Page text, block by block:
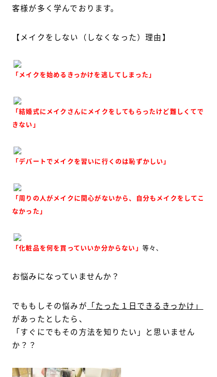
客様が多く学んでおります。
【メイクをしない（しなくなった）理由】
「メイクを始めるきっかけを逃してしまった」
「結婚式にメイクさんにメイクをしてもらったけど難しくてで
きない」
「デパートでメイクを習いに行くのは恥ずかしい」
「周りの人がメイクに関心がないから、自分もメイクをしてこ
なかった」
「化粧品を何を買っていいか分からない」 等々、
お悩みになっていませんか？
でももしその悩みが
「たった１日できるきっかけ」
があったとしたら、
「すぐにでもその方法を知りたい」と思いません
か？？